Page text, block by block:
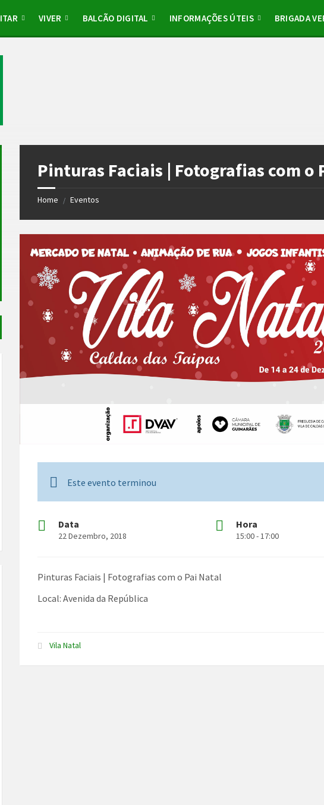
VIVER BALCÃO DIGITAL INFORMAÇÕES ÚTEIS BRIGADA
Pinturas Faciais | Fotografias com o
Home / Eventos
Este evento terminou
Data
22 Dezembro, 2018
Hora
15:00 - 17:00
Pinturas Faciais | Fotografias com o Pai Natal
Local: Avenida da República
Vila Natal